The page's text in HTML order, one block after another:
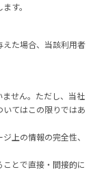
す。
た場合、当該利用者
せん。ただし、当社
てはこの限りではあ
上の情報の完全性、
とで直接・間接的に